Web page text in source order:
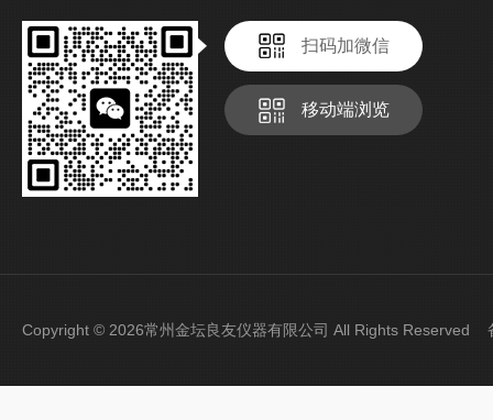
扫码加微信
移动端浏览
Copyright © 2026常州金坛良友仪器有限公司 All Rights Reserved